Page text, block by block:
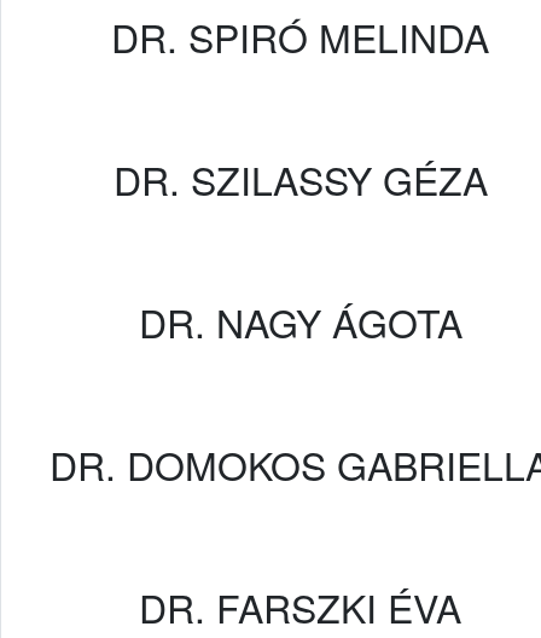
DR. SPIRÓ MELINDA
DR. SZILASSY GÉZA
DR. NAGY ÁGOTA
DR. DOMOKOS
DR. FARSZKI ÉVA